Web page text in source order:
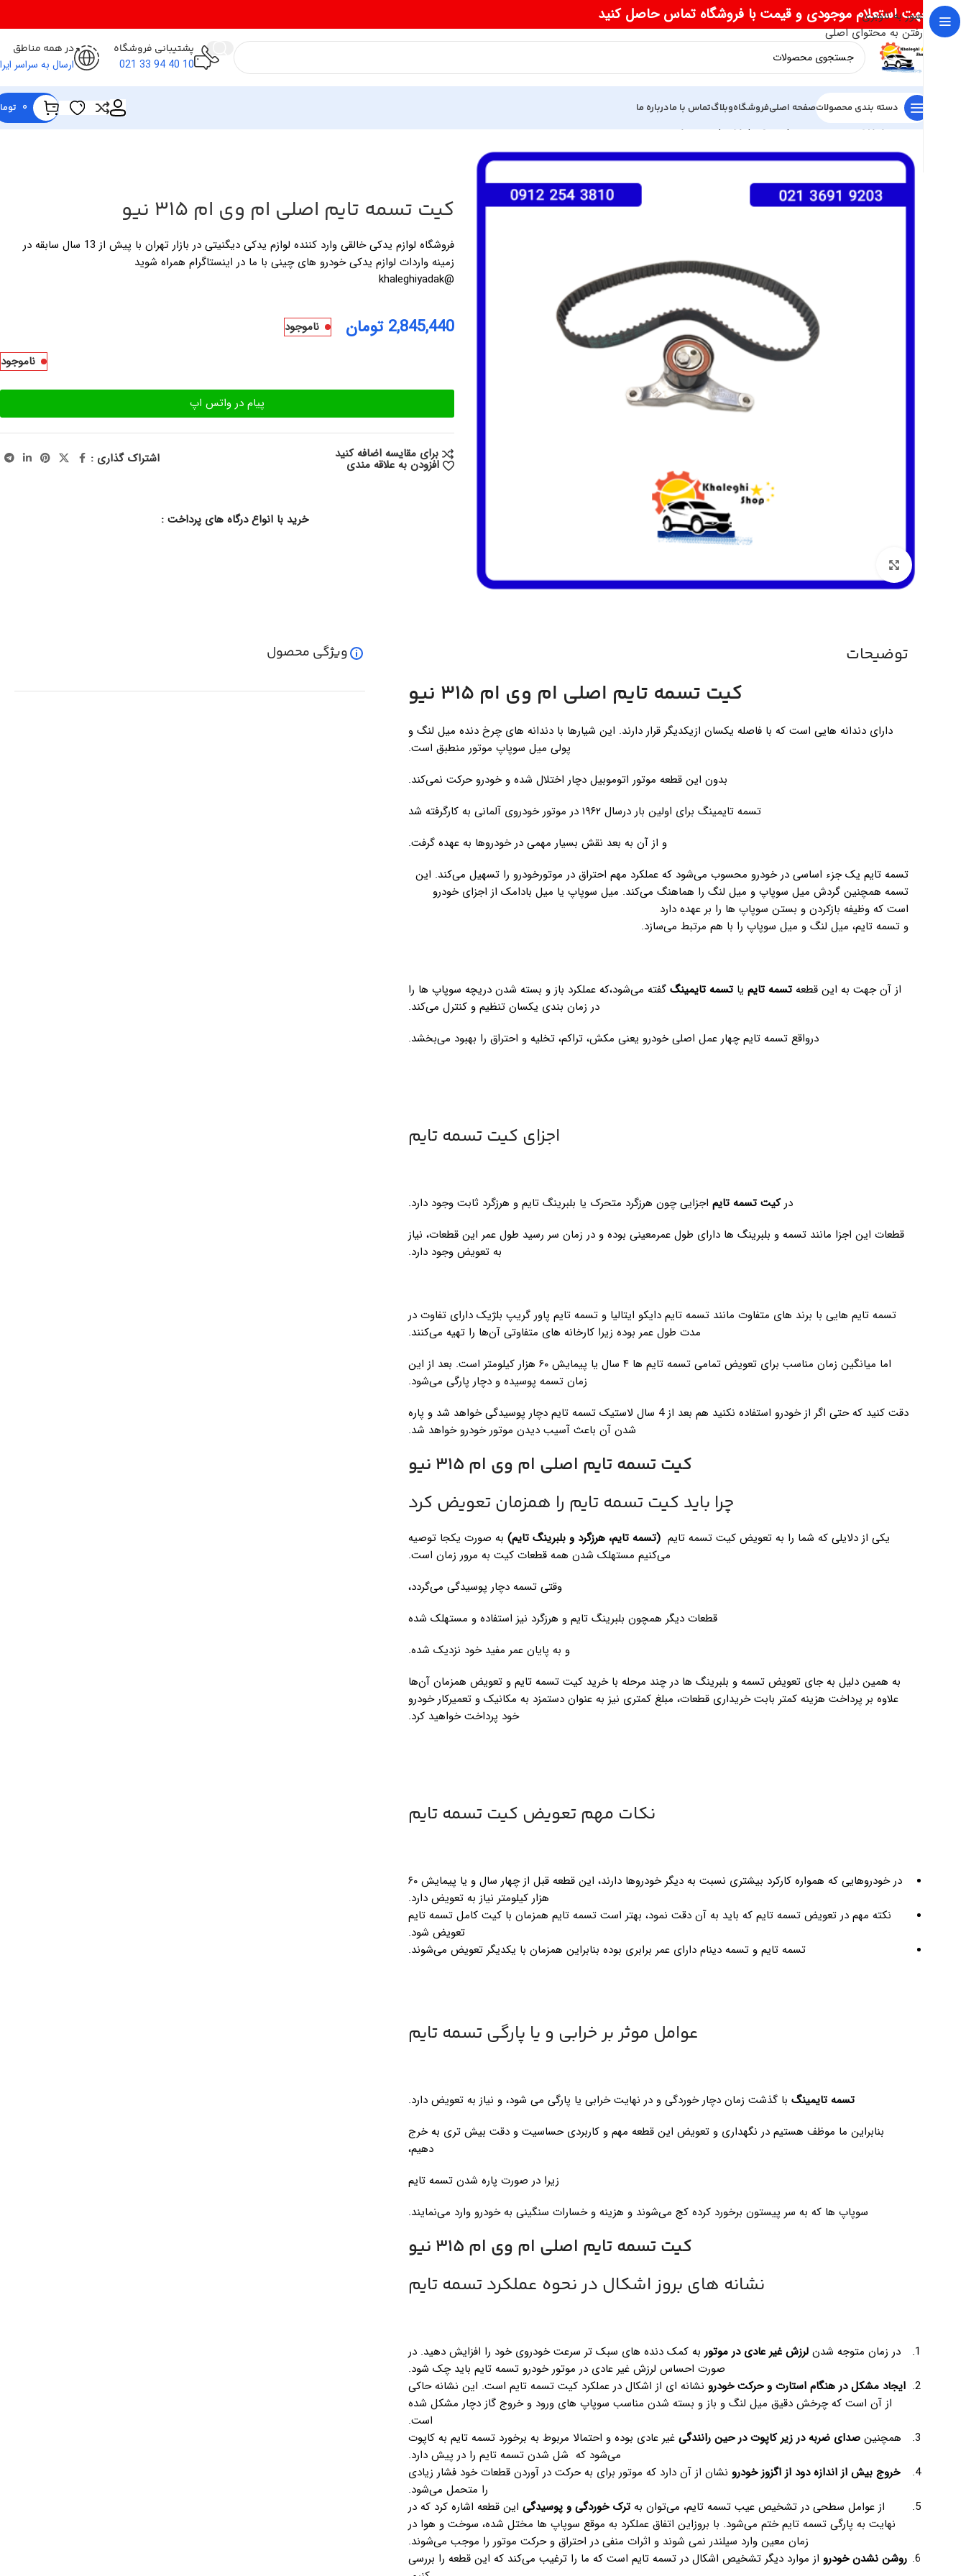
عبور به ناوبری
رفتن به محتوای اصلی
جهت استعلام موجودی و قیمت با فروشگاه تماس حاصل کنید
پشتیبانی فروشگاه
10 40 94 33 021
در همه مناطق
ارسال به سراسر
دسته بندی محصولاتصفحه اصلیفروشگاهوبلاگتماس با مادرباره ما 0
خانه موتوری کیت تسمه تایم اصلی ام وی ام 315 نیو
کیت تسمه تایم اصلی ام وی ام 315 نیو
فروشگاه لوازم یدکی خالقی وارد کننده لوازم یدکی دیگنیتی در بازار تهران با پیش از 13 سال سابقه در
زمینه واردات لوازم یدکی خودرو های چینی با ما در اینستاگرام همراه شوید
@khaleghiyadak
2,845,440 تومان
ناموجود
ناموجود
پیام در واتس اپ
برای مقایسه اضافه کنید
افزودن به علاقه مندی اشتراک گذاری :
خرید با انواع درگاه های پرداخت :
توضیحات
کیت تسمه تایم اصلی ام وی ام 315 نیو
دارای دندانه هایی است که با فاصله­­ یکسان ازیکدیگر قرار دارند. این شیارها با دندانه های چرخ دنده میل لنگ و
پولی میل سوپاپ موتور منطبق است.
بدون این قطعه موتور اتوموبیل دچار اختلال شده و خودرو حرکت نمی‌کند.
تسمه تایمینگ برای اولین بار درسال ۱۹۶۲ در موتور خودروی آلمانی به کارگرفته شد
و از آن به بعد نقش بسیار مهمی در خودروها به عهده گرفت.
تسمه تایم یک جزء اساسی در خودرو محسوب می‌شود که عملکرد مهم احتراق در موتورخودرو را تسهیل می‌کند. این
تسمه همچنین گردش میل سوپاپ و میل لنگ را هماهنگ می‌کند. میل سوپاپ یا میل بادامک از اجزای خودرو
است که وظیفه بازکردن و بستن سوپاپ ها را بر عهده دارد
و تسمه تایم، میل لنگ و میل سوپاپ را با هم مرتبط می‌سازد.
از آن جهت به این قطعهتسمه تایم یاتسمه تایمینگگفته می‌شود،که عملکرد باز و بسته شدن دریچه سوپاپ ها را
در زمان بندی یکسان تنظیم و کنترل می‌کند.
درواقع تسمه تایم چهار عمل اصلی خودرو یعنی مکش، تراکم، تخلیه و احتراق را بهبود می‌بخشد.
اجزای کیت تسمه تایم
درکیت تسمه تایم اجزایی چون هرزگرد متحرک یا بلبرینگ تایم و هرزگرد ثابت وجود دارد.
قطعات این اجزا مانند تسمه و بلبرینگ ها دارای طول عمرمعینی بوده و در زمان سر رسید طول عمر این قطعات، نیاز
به تعویض وجود دارد.
تسمه تایم هایی با برند های متفاوت مانند تسمه تایم دایکو ایتالیا و تسمه تایم پاور گریپ بلژیک دارای تفاوت در
مدت طول عمر بوده زیرا کارخانه های متفاوتی آن‌ها را تهیه می‌کنند.
اما میانگین زمان مناسب برای تعویض تمامی تسمه تایم ها ۴ سال یا پیمایش ۶۰ هزار کیلومتر است. بعد از این
زمان تسمه پوسیده و دچار پارگی می‌شود.
دقت کنید که حتی اگر از خودرو استفاده نکنید هم بعد از 4 سال لاستیک تسمه تایم دچار پوسیدگی خواهد شد و پاره
شدن آن باعث آسیب دیدن موتور خودرو خواهد شد.
کیت تسمه تایم اصلی ام وی ام 315 نیو
چرا باید کیت تسمه تایم را همزمان تعویض کرد
یکی از دلایلی که شما را به تعویض کیت تسمه تایم (تسمه تایم، هرزگرد و بلبرینگ تایم) به صورت یکجا توصیه
می‌کنیم مستهلک شدن همه قطعات کیت به مرور زمان است.
وقتی تسمه دچار پوسیدگی می‌گردد،
قطعات دیگر همچون بلبرینگ تایم و هرزگرد نیز استفاده و مستهلک شده
و به پایان عمر مفید خود نزدیک شده‌.
به همین دلیل به جای تعویض تسمه و بلبرینگ ها در چند مرحله با خرید کیت تسمه تایم و تعویض همزمان آن‌ها
علاوه بر پرداخت هزینه کمتر بابت خریداری قطعات، مبلغ کمتری نیز به عنوان دستمزد به مکانیک و تعمیرکار خودرو
خود پرداخت خواهید کرد.
نکات مهم تعویض کیت تسمه تایم
در خودروهایی که همواره کارکرد بیشتری نسبت به دیگر خودروها دارند، این قطعه قبل از چهار سال و یا پیمایش ۶۰
هزار کیلومتر نیاز به تعویض دارد.
نکته مهم در تعویض تسمه تایم که باید به آن دقت نمود، بهتر است تسمه تایم همزمان با کیت کامل تسمه تایم
تعویض شود.
تسمه تایم و تسمه دینام دارای عمر برابری بوده بنابراین همزمان با یکدیگر تعویض می‌شوند.
عوامل موثر بر خرابی و یا پارگی تسمه تایم
تسمه تایمینگ با گذشت زمان دچار خوردگی و در نهایت خرابی یا پارگی می شود، و نیاز به تعویض دارد.
بنابراین ما موظف هستیم در نگهداری و تعویض این قطعه مهم و کاربردی حساسیت و دقت بیش تری به خرج
دهیم،
زیرا در صورت پاره شدن تسمه تایم
سوپاپ ها که به سر پیستون برخورد کرده کج می‌شوند و هزینه و خسارات سنگینی به خودرو وارد می‌نمایند.
کیت تسمه تایم اصلی ام وی ام 315 نیو
نشانه های بروز اشکال در نحوه عملکرد تسمه تایم
در زمان متوجه شدنلرزش غیر عادی در موتوربه کمک دنده های سبک تر سرعت خودروی خود را افزایش دهید. در
صورت احساس لرزش غیر عادی در موتور خودرو تسمه تایم باید چک شود.
ایجاد مشکل در هنگام استارت و حرکت خودرو نشانه ای از اشکال در عملکرد کیت تسمه تایم است. این نشانه حاکی
از آن است که چرخش دقیق میل لنگ و باز و بسته شدن مناسب سوپاپ های ورود و خروج گاز دچار مشکل شده
است.
همچنینصدای ضربه در زیر کاپوت در حین رانندگی غیر عادی بوده و احتمالا مربوط به برخورد تسمه تایم به کاپوت
می‌شود که شل شدن تسمه تایم را در پیش دارد.
خروج بیش از اندازه دود از اگزوز خودرو نشان از آن دارد که موتور برای به حرکت در آوردن قطعات خود فشار زیادی
را متحمل می‌شود.
از عوامل سطحی در تشخیص عیب تسمه تایم، می‌توان بهترک خوردگی و پوسیدگی این قطعه اشاره کرد که در
نهایت به پارگی تسمه تایم ختم می‌شود. با بروزاین اتفاق عملکرد به موقع سوپاپ ها مختل شده، سوخت و هوا در
زمان معین وارد سیلندر نمی شوند و اثرات منفی در احتراق و حرکت موتور را موجب می‌شوند.
روشن نشدن خودرو از موارد دیگر تشخیص اشکال در تسمه تایم است که ما را ترغیب می‌کند که این قطعه را بررسی
ویژگی محصول